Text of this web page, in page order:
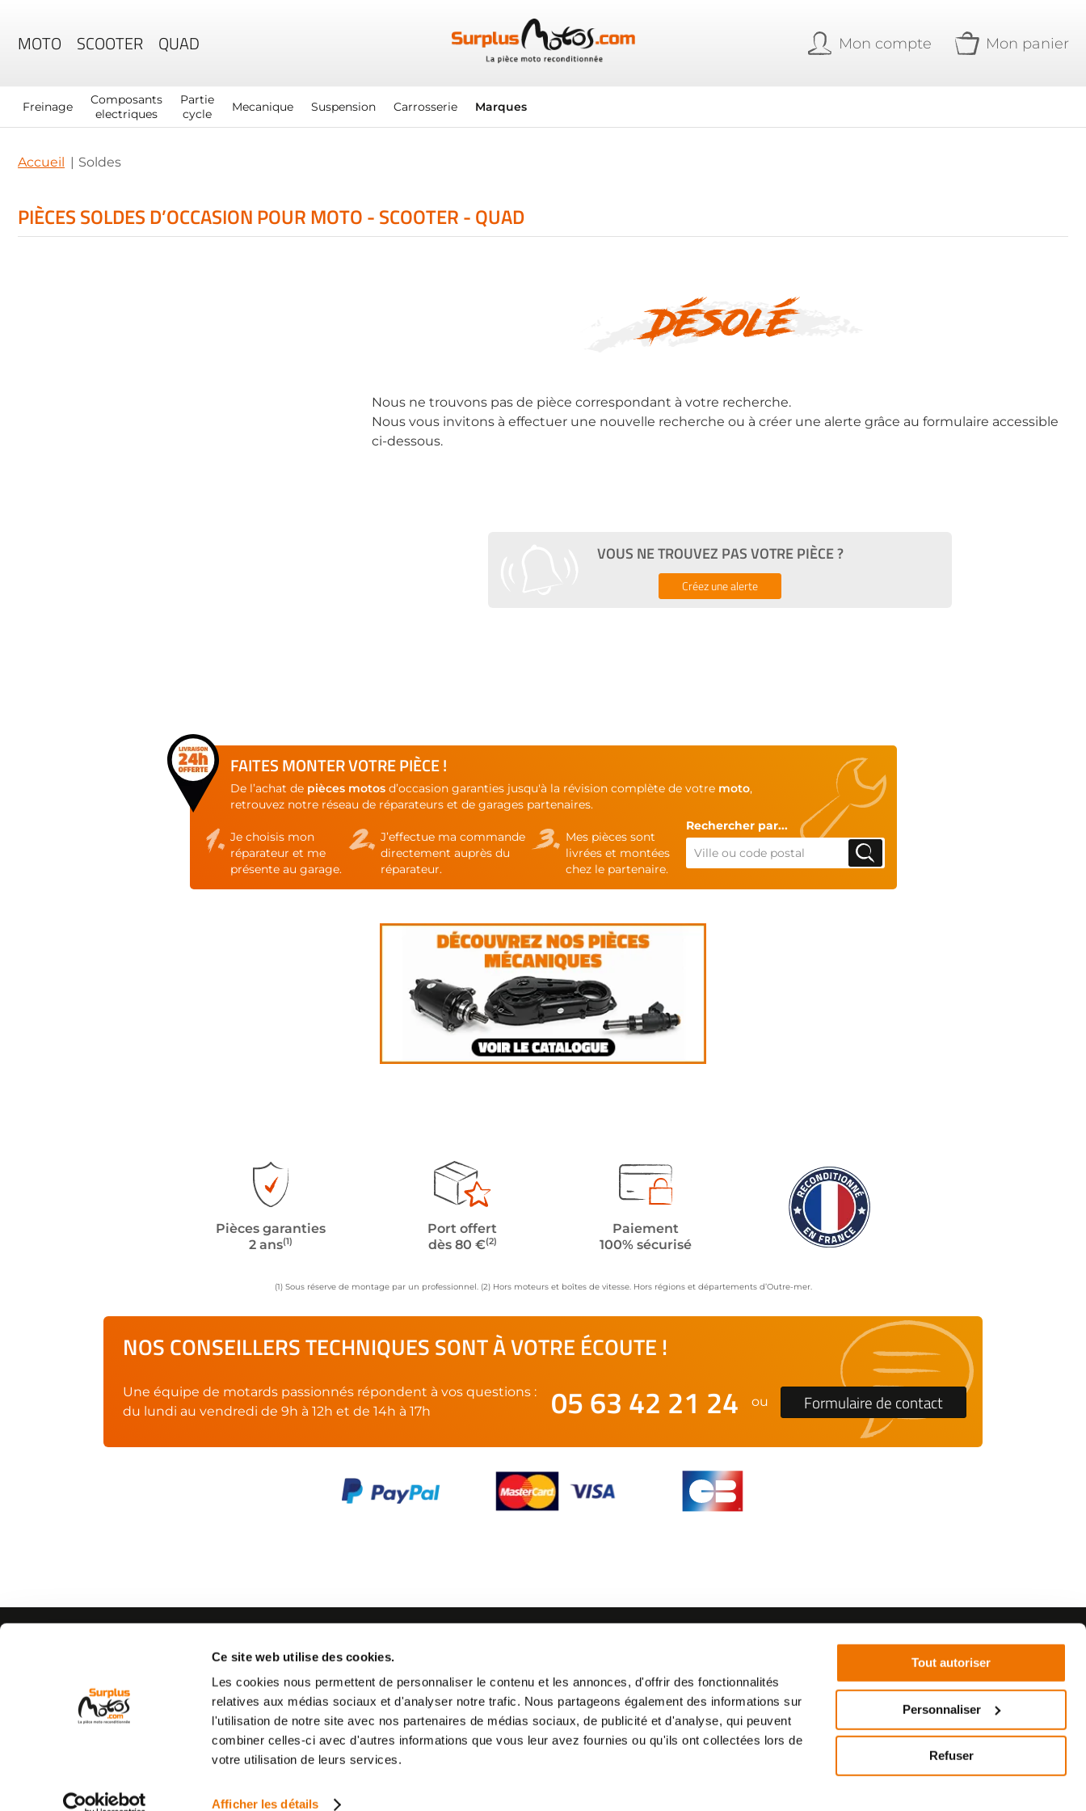
Ce site web utilise des cookies.
Les cookies nous permettent de personnaliser le contenu et les annonces, d'offrir des fonctionnalités
relatives aux médias sociaux et d'analyser notre trafic. Nous partageons également des informations sur
l'utilisation de notre site avec nos partenaires de médias sociaux, de publicité et d'analyse, qui peuvent
combiner celles-ci avec d'autres informations que vous leur avez fournies ou qu'ils ont collectées lors de
votre utilisation de leurs services.
Afficher les détails
Tout autoriser
Personnaliser
Refuser
MOTO SCOOTER QUAD Mon compte Mon panier
Freinage
Composants
electriques
Partie
cycle
Mecanique Suspension Carrosserie Marques
Accueil Soldes
PIÈCES SOLDES D’OCCASION POUR MOTO - SCOOTER - QUAD
Désolé
Nous ne trouvons pas de pièce correspondant à votre recherche.
Nous vous invitons à effectuer une nouvelle recherche ou à créer une alerte grâce au formulaire accessible
ci-dessous.
VOUS NE TROUVEZ PAS VOTRE PIÈCE ?
Créez une alerte
FAITES MONTER VOTRE PIÈCE !
De l’achat de pièces motosd’occasion garanties jusqu'à la révision complète de votre moto,
retrouvez notre réseau de réparateurs et de garages partenaires.
Je choisis mon
réparateur et me
présente au garage.
J’effectue ma commande
directement auprès du
réparateur.
Mes pièces sont
livrées et montées
chez le partenaire.
Rechercher par...
Pièces garanties
2 ans(1)
Port offert
dès 80 €(2)
Paiement
100% sécurisé
(1) Sous réserve de montage par un professionnel. (2) Hors moteurs et boîtes de vitesse. Hors régions et départements d’Outre-mer.
NOS CONSEILLERS TECHNIQUES SONT À VOTRE ÉCOUTE !
Une équipe de motards passionnés répondent à vos questions :
du lundi au vendredi de 9h à 12h et de 14h à 17h
05 63 42 21 24 ou Formulaire de contact
AIDE
Qui sommes nous
Retour produit
CONTACTEZ-NOUS
Par e-mail :Cliquez ici
Par téléphone : 05 63 42 21 24
(coût d'un appel local)
SUIVEZ-NOUS
©2021 - SurplusMotos - Réalisation : datasolution.fr